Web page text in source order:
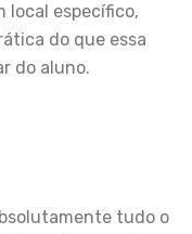
local específico,
do que essa
do aluno.
tudo o